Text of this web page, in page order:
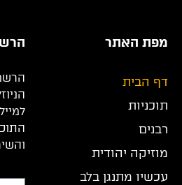
מפת האתר
דף הבית
תוכניות
רבנים
מוזיקה יהודית
עכשיו מתנגן בלב